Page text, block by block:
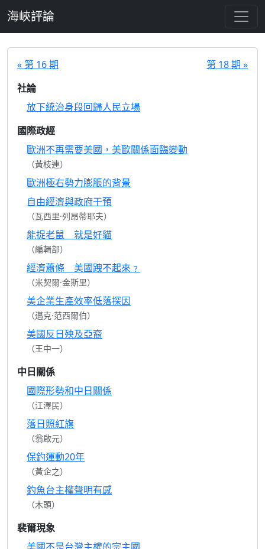
海峽評論
« 第 16 期
第 18 期 »
社論
放下統治身段回歸人民立場
國際政經
歐洲不再需要美國，美歐關係面臨變動
（黃枝連）
歐洲極右勢力膨脹的背景
自由經濟與政府干預
（瓦西里·列昂蒂耶夫）
能捉老鼠 就是好貓
（編輯部）
經濟蕭條 美國跩不起來﹖
（米契爾·金斯里）
美企業生產效率低落探因
（邁克·范西爾伯）
美國反日殃及亞裔
（王中一）
中日關係
國際形勢和中日關係
（江澤民）
落日照紅旗
（翁啟元）
保釣運動20年
（黃企之）
釣魚台主權聲明有感
（木頭）
裴爾現象